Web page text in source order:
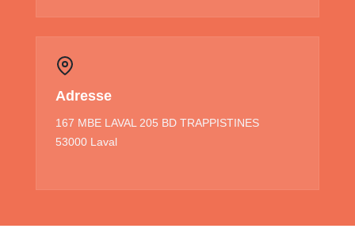
Adresse
167 MBE LAVAL 205 BD TRAPPISTINES
53000 Laval